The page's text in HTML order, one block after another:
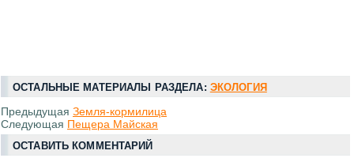
ОСТАЛЬНЫЕ МАТЕРИАЛЫ РАЗДЕЛА: ЭКОЛОГИЯ
Предыдущая Земля-кормилица
Следующая Пещера Майская
ОСТАВИТЬ КОММЕНТАРИЙ